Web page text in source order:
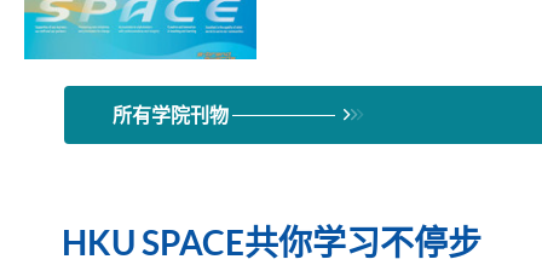
所有学院刊物
HKU SPACE共你学习不停步